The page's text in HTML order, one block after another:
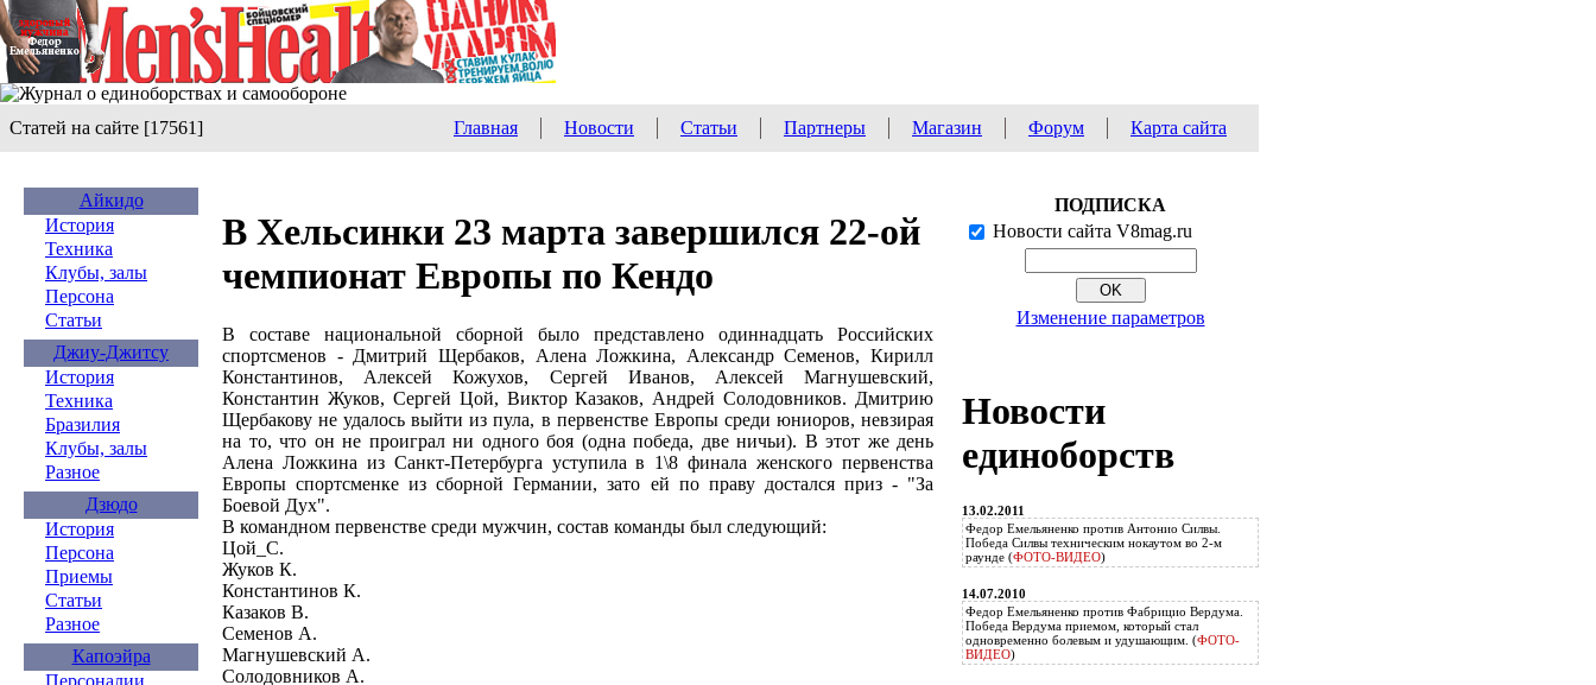
Статей на сайте [17561] Главная Новости Статьи Партнеры Магазин Форум Карта сайта
Айкидо
История
Техника
Клубы, залы
Персона
Статьи
Джиу-Джитсу
История
Техника
Бразилия
Клубы, залы
Разное
Дзюдо
История
Персона
Приемы
Статьи
Разное
Капоэйра
Персоналии
В Хельсинки 23 марта завершился 22-ой
чемпионат Европы по Кендо
В составе национальной сборной было представлено одиннадцать Российских
спортсменов - Дмитрий Щербаков, Алена Ложкина, Александр Семенов, Кирилл
Константинов, Алексей Кожухов, Сергей Иванов, Алексей Магнушевский,
Константин Жуков, Сергей Цой, Виктор Казаков, Андрей Солодовников. Дмитрию
Щербакову не удалось выйти из пула, в первенстве Европы среди юниоров, невзирая
на то, что он не проиграл ни одного боя (одна победа, две ничьи). В этот же день
Алена Ложкина из Санкт-Петербурга уступила в 1\8 финала женского первенства
Европы спортсменке из сборной Германии, зато ей по праву достался приз - "За
Боевой Дух".
В командном первенстве среди мужчин, состав команды был следующий:
Цой_С.
Жуков К.
Константинов К.
Казаков В.
Семенов А.
Магнушевский А.
Солодовников А.
ПОДПИСКА
Новости сайта V8mag.ru
Изменение параметров
Новости
единоборств
13.02.2011
Федор Емельяненко против Антонио Силвы.
Победа Силвы техническим нокаутом во 2-м
раунде (ФОТО-ВИДЕО)
14.07.2010
Федор Емельяненко против Фабрицио Вердума.
Победа Вердума приемом, который стал
одновременно болевым и удушающим. (ФОТО-
ВИДЕО)